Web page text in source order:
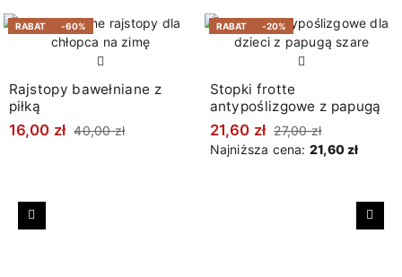
RABAT -60%
Rajstopy bawełniane z
piłką
16,00 zł 40,00 zł
RABAT -20%
Stopki frotte
antypoślizgowe z papugą
21,60 zł 27,00 zł
Najniższa cena: 21,60 zł
Poprzedni